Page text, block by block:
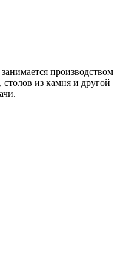
производством
из камня и другой